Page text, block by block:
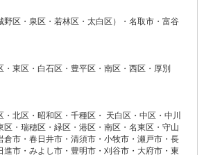
野区・泉区・若林区・太白区）・名取市・富谷
・東区・白石区・豊平区・南区・西区・厚別
北区・昭和区・千種区・ 天白区・中区・中川
区・瑞穂区・緑区・港区・南区・名東区・守山
倉市・春日井市・清須市・小牧市・瀬戸市・長
進市・みよし市・豊明市・刈谷市・大府市・東